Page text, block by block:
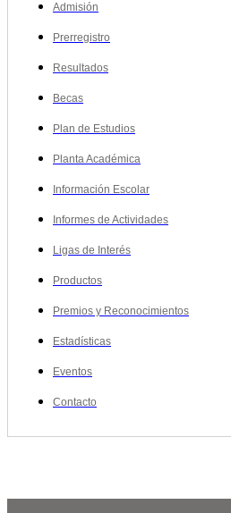
Admisión
Prerregistro
Resultados
Becas
Plan de Estudios
Planta Académica
Información Escolar
Informes de Actividades
Ligas de Interés
Productos
Premios y Reconocimientos
Estadísticas
Eventos
Contacto